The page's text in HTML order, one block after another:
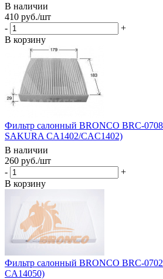
В наличии
410 руб./шт
-
+
В корзину
Фильтр салонный BRONCO BRC-
SAKURA CA1402/CAC1402)
В наличии
260 руб./шт
-
+
В корзину
Фильтр салонный BRONCO BRC-
CA14050)